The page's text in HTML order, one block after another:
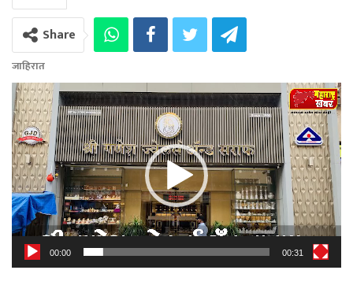
Share
जाहिरात
Video
Player
00:00 00:31